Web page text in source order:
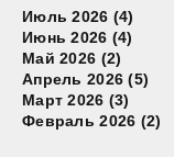
Июль 2026 (4)
Июнь 2026 (4)
Май 2026 (2)
Апрель 2026 (5)
Март 2026 (3)
Февраль 2026 (2)